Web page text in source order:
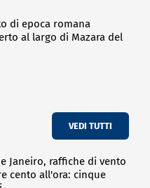
di epoca romana
al largo di Mazara del
VEDI TUTTI
Janeiro, raffiche di vento
cento all'ora: cinque